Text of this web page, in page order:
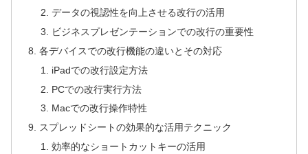
データの視認性を向上させる改行の活用
ビジネスプレゼンテーションでの改行の重要性
各デバイスでの改行機能の違いとその対応
iPadでの改行設定方法
PCでの改行実行方法
Macでの改行操作特性
スプレッドシートの効果的な活用テクニック
効率的なショートカットキーの活用